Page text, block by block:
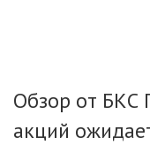
Обзор от БКС
акций